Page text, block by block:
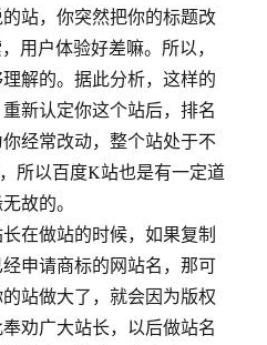
站，你突然把你的标题改
用户体验好差嘛。所以，
解的。据此分析，这样的
新认定你这个站后，排名
经常改动，整个站处于不
所以百度K站也是有一定道
故的。
在做站的时候，如果复制
申请商标的网站名，那可
站做大了，就会因为版权
劝广大站长，以后做站名